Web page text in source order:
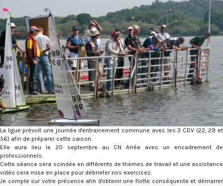
La ligue prévoit une journée d'entrainement commune avec les 3 CDV (22, 29 et
56) afin de préparer cette saison.
Elle aura lieu le 20 septembre au CN Arrée avec un encadrement de
professionnels.
Cette séance sera scindée en différents de thèmes de travail et une assistance
vidéo sera mise en place pour débriefer nos exercices.
Je compte sur votre présence afin d'obtenir une flotte conséquente et démarrer